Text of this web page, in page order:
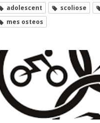
adolescent scoliose
mes osteos